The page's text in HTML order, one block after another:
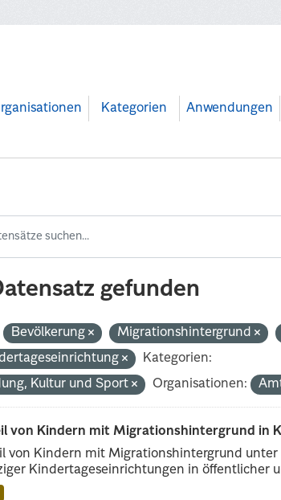
Kategorien Anwendungen
gefunden
Bevölkerung Migrationshintergrund
Kategorien:
Kultur und Sport
Organisationen:
von Kindern mit Migrationshintergrund in
von Kindern mit Migrationshintergrund
Kindertageseinrichtungen in öffentlicher